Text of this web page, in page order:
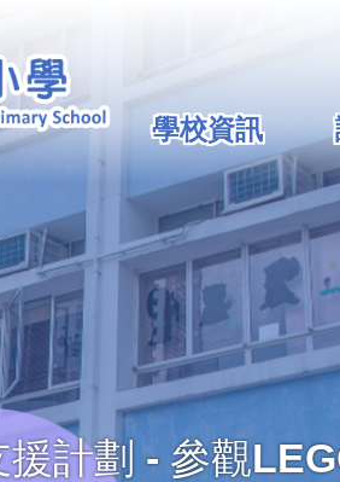
Main
navigation
學校資訊
援計劃 - 參觀